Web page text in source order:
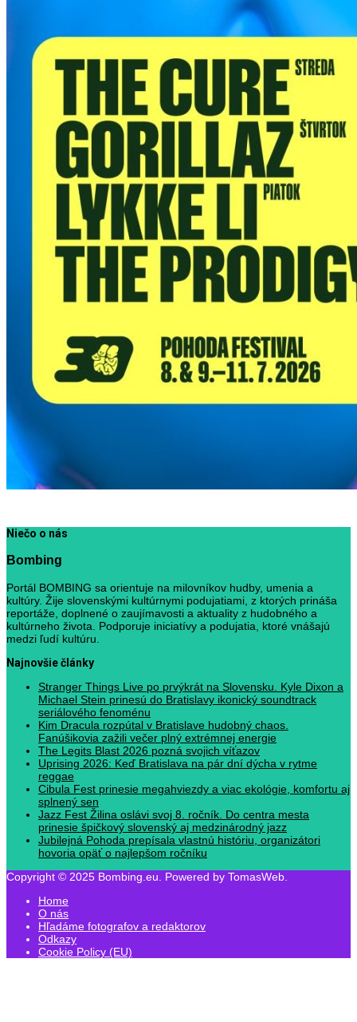
Niečo o nás
Bombing
Portál BOMBING sa orientuje na milovníkov hudby, umenia a
kultúry. Žije slovenskými kultúrnymi podujatiami, z ktorých prináša
reportáže, doplnené o zaujímavosti a aktuality z hudobného a
kultúrneho života. Podporuje iniciatívy a podujatia, ktoré vnášajú
medzi ľudí kultúru.
Najnovšie články
Stranger Things Live po prvýkrát na Slovensku. Kyle Dixon a
Michael Stein prinesú do Bratislavy ikonický soundtrack
seriálového fenoménu
Kim Dracula rozpútal v Bratislave hudobný chaos.
Fanúšikovia zažili večer plný extrémnej energie
The Legits Blast 2026 pozná svojich víťazov
Uprising 2026: Keď Bratislava na pár dní dýcha v rytme
reggae
Cibula Fest prinesie megahviezdy a viac ekológie, komfortu aj
splnený sen
Jazz Fest Žilina oslávi svoj 8. ročník. Do centra mesta
prinesie špičkový slovenský aj medzinárodný jazz
Jubilejná Pohoda prepísala vlastnú históriu, organizátori
hovoria opäť o najlepšom ročníku
Copyright © 2025 Bombing.eu. Powered by TomasWeb.
Home
O nás
Hľadáme fotografov a redaktorov
Odkazy
Cookie Policy (EU)